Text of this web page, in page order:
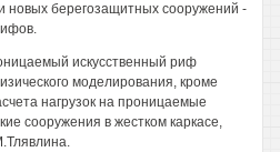
новых берегозащитных сооружений -
искусственный риф
моделирования, кроме
нагрузок на проницаемые
сооружения в жестком каркасе,